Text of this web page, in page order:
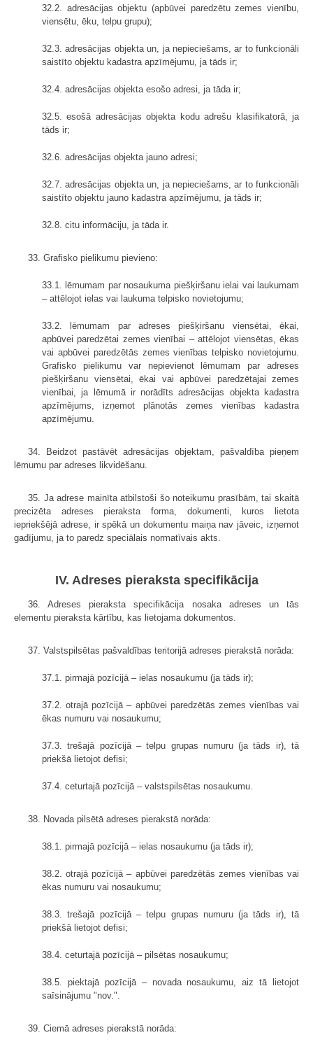
32.2. adresācijas objektu (apbūvei paredzētu zemes vienību,
viensētu, ēku, telpu grupu);
32.3. adresācijas objekta un, ja nepieciešams, ar to funkcionāli
saistīto objektu kadastra apzīmējumu, ja tāds ir;
32.4. adresācijas objekta esošo adresi, ja tāda ir;
32.5. esošā adresācijas objekta kodu adrešu klasifikatorā, ja
tāds ir;
32.6. adresācijas objekta jauno adresi;
32.7. adresācijas objekta un, ja nepieciešams, ar to funkcionāli
saistīto objektu jauno kadastra apzīmējumu, ja tāds ir;
32.8. citu informāciju, ja tāda ir.
33. Grafisko pielikumu pievieno:
33.1. lēmumam par nosaukuma piešķiršanu ielai vai laukumam
– attēlojot ielas vai laukuma telpisko novietojumu;
33.2. lēmumam par adreses piešķiršanu viensētai, ēkai,
apbūvei paredzētai zemes vienībai – attēlojot viensētas, ēkas
vai apbūvei paredzētās zemes vienības telpisko novietojumu.
Grafisko pielikumu var nepievienot lēmumam par adreses
piešķiršanu viensētai, ēkai vai apbūvei paredzētajai zemes
vienībai, ja lēmumā ir norādīts adresācijas objekta kadastra
apzīmējums, izņemot plānotās zemes vienības kadastra
apzīmējumu.
34. Beidzot pastāvēt adresācijas objektam, pašvaldība pieņem
lēmumu par adreses likvidēšanu.
35. Ja adrese mainīta atbilstoši šo noteikumu prasībām, tai skaitā
precizēta adreses pieraksta forma, dokumenti, kuros lietota
iepriekšējā adrese, ir spēkā un dokumentu maiņa nav jāveic, izņemot
gadījumu, ja to paredz speciālais normatīvais akts.
IV. Adreses pieraksta specifikācija
36. Adreses pieraksta specifikācija nosaka adreses un tās
elementu pieraksta kārtību, kas lietojama dokumentos.
37. Valstspilsētas pašvaldības teritorijā adreses pierakstā norāda:
37.1. pirmajā pozīcijā – ielas nosaukumu (ja tāds ir);
37.2. otrajā pozīcijā – apbūvei paredzētās zemes vienības vai
ēkas numuru vai nosaukumu;
37.3. trešajā pozīcijā – telpu grupas numuru (ja tāds ir), tā
priekšā lietojot defisi;
37.4. ceturtajā pozīcijā – valstspilsētas nosaukumu.
38. Novada pilsētā adreses pierakstā norāda:
38.1. pirmajā pozīcijā – ielas nosaukumu (ja tāds ir);
38.2. otrajā pozīcijā – apbūvei paredzētās zemes vienības vai
ēkas numuru vai nosaukumu;
38.3. trešajā pozīcijā – telpu grupas numuru (ja tāds ir), tā
priekšā lietojot defisi;
38.4. ceturtajā pozīcijā – pilsētas nosaukumu;
38.5. piektajā pozīcijā – novada nosaukumu, aiz tā lietojot
saīsinājumu "nov.".
39. Ciemā adreses pierakstā norāda: